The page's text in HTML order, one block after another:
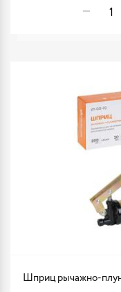
Шприц рычажно-